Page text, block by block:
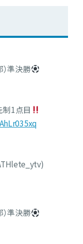
準決勝
制1点目
準決勝